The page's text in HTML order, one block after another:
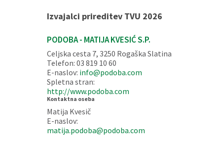
Izvajalci prireditev TVU 2026
PODOBA - MATIJA KVESIĆ S.P.
Celjska cesta 7, 3250 Rogaška Slatina
Telefon: 03 819 10 60
E-naslov: info@podoba.com
Spletna stran:
http://www.podoba.com
Kontaktna oseba
Matija Kvesič
E-naslov:
matija.podoba@podoba.com